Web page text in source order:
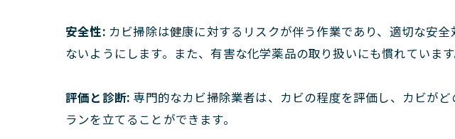
安全性: カビ掃除は健康に対するリスクが伴う作業であり、適切な安
ないようにします。また、有害な化学薬品の取り扱いにも慣れています
評価と診断: 専門的なカビ掃除業者は、カビの程度を評価し、カビが
ランを立てることができます。